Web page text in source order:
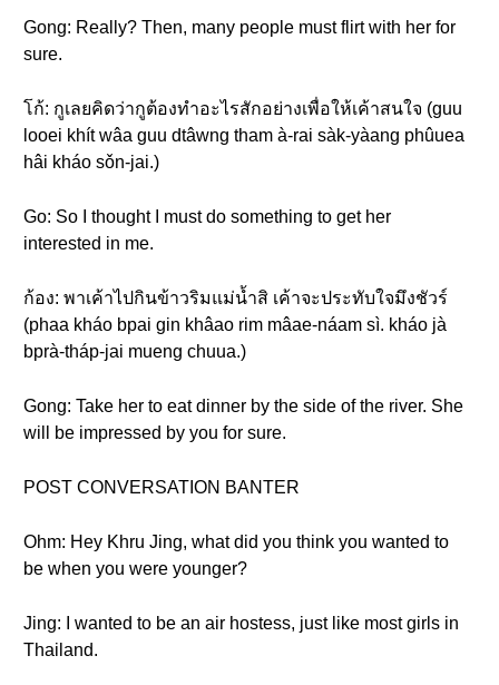
Gong: Really? Then, many people must flirt with her for
sure.
โก้: กูเลยคิดว่ากูต้องทำอะไรสักอย่างเพื่อให้เค้าสนใจ (guu
looei khít wâa guu dtâwng tham à-rai sàk-yàang phûuea
hâi kháo sǒn-jai.)
Go: So I thought I must do something to get her
interested in me.
ก้อง: พาเค้าไปกินข้าวริมแม่น้ำสิ เค้าจะประทับใจมึงชัวร์
(phaa kháo bpai gin khâao rim mâae-náam sì. kháo jà
bprà-tháp-jai mueng chuua.)
Gong: Take her to eat dinner by the side of the river. She
will be impressed by you for sure.
POST CONVERSATION BANTER
Ohm: Hey Khru Jing, what did you think you wanted to
be when you were younger?
Jing: I wanted to be an air hostess, just like most girls in
Thailand.